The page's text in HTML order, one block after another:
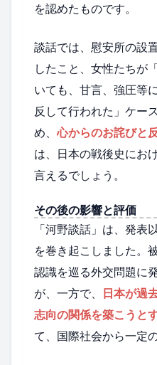
を認めたものです。
談話では、慰安所の設
したこと、女性たちが
いても、甘言、強圧等
反して行われた」ケー
め、心からのお詫びと
は、日本の戦後史にお
言えるでしょう。
その後の影響と評価
「河野談話」は、発表
を巻き起こしました。
認識を巡る外交問題に
が、一方で、 日本が過
志向の関係を築こうと
て、国際社会から一定